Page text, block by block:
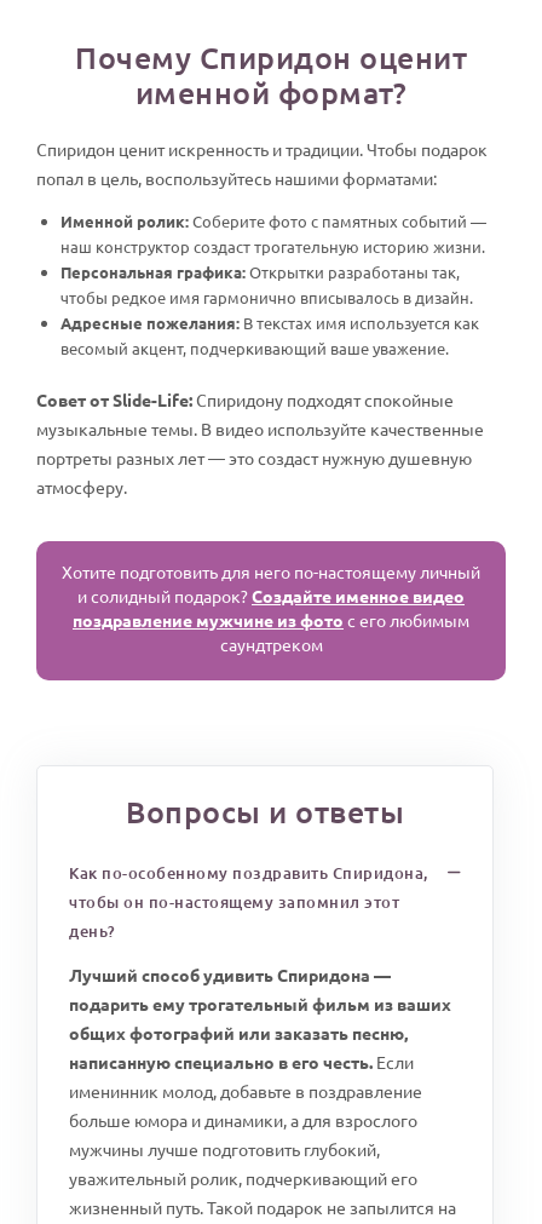
Почему Спиридон оценит
именной формат?
Спиридон ценит искренность и традиции. Чтобы подарок
попал в цель, воспользуйтесь нашими форматами:
Именной ролик:Соберите фото с памятных событий —
наш конструктор создаст трогательную историю жизни.
Персональная графика:Открытки разработаны так,
чтобы редкое имя гармонично вписывалось в дизайн.
Адресные пожелания: В текстах имя используется как
весомый акцент, подчеркивающий ваше уважение.
Совет от Slide-Life:Спиридону подходят спокойные
музыкальные темы. В видео используйте качественные
портреты разных лет — это создаст нужную душевную
атмосферу.
Хотите подготовить для него по-настоящему личный
и солидный подарок?Создайте именное видео
поздравление мужчине из фото с его любимым
саундтреком
Вопросы и ответы
Как по-особенному поздравить Спиридона,
чтобы он по-настоящему запомнил этот
день?
Лучший способ удивить Спиридона —
подарить ему трогательный фильм из ваших
общих фотографий или заказать песню,
написанную специально в его честь. Если
именинник молод, добавьте в поздравление
больше юмора и динамики, а для взрослого
мужчины лучше подготовить глубокий,
уважительный ролик, подчеркивающий его
жизненный путь. Такой подарок не запылится на